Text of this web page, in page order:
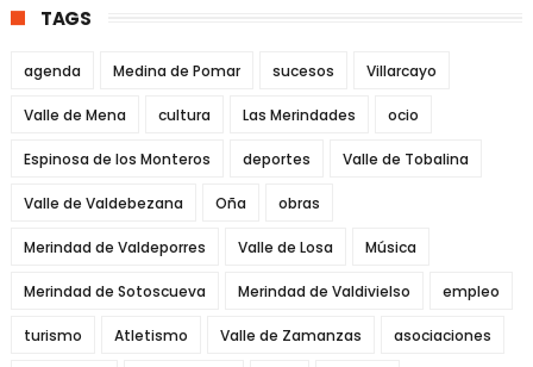
TAGS
agenda Medina de Pomar sucesos Villarcayo
Valle de Mena cultura Las Merindades ocio
Espinosa de los Monteros deportes Valle de Tobalina
Valle de Valdebezana Oña obras
Merindad de Valdeporres Valle de Losa Música
Merindad de Sotoscueva Merindad de Valdivielso empleo
turismo Atletismo Valle de Zamanzas asociaciones